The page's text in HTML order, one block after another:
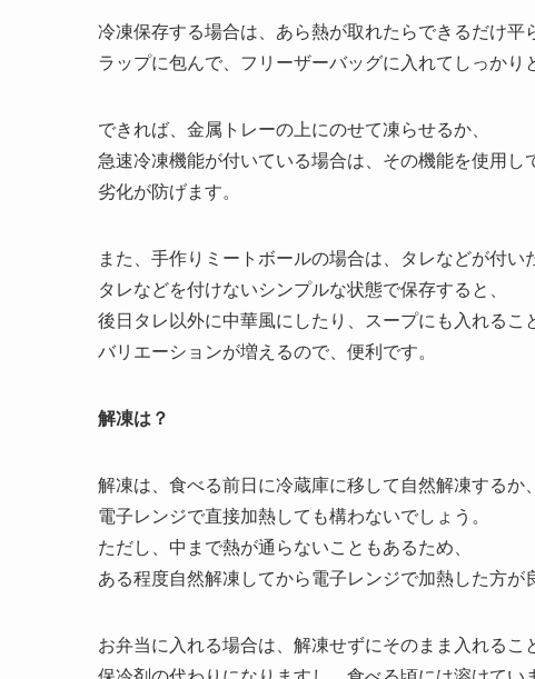
冷凍保存する場合は、あら熱が取れたらできるだけ平
ラップに包んで、フリーザーバッグに入れてしっかり
できれば、金属トレーの上にのせて凍らせるか、
急速冷凍機能が付いている場合は、その機能を使用し
劣化が防げます。
また、手作りミートボールの場合は、タレなどが付い
タレなどを付けないシンプルな状態で保存すると、
後日タレ以外に中華風にしたり、スープにも入れるこ
バリエーションが増えるので、便利です。
解凍は？
解凍は、食べる前日に冷蔵庫に移して自然解凍するか、
電子レンジで直接加熱しても構わないでしょう。
ただし、中まで熱が通らないこともあるため、
ある程度自然解凍してから電子レンジで加熱した方が
お弁当に入れる場合は、解凍せずにそのまま入れるこ